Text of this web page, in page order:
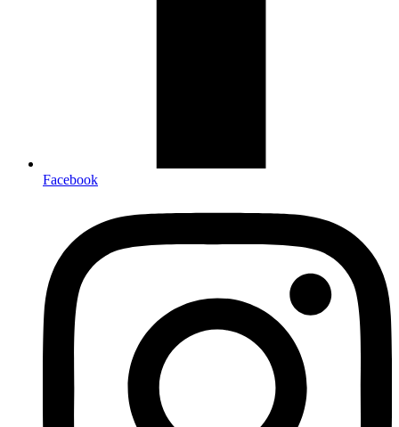
Facebook